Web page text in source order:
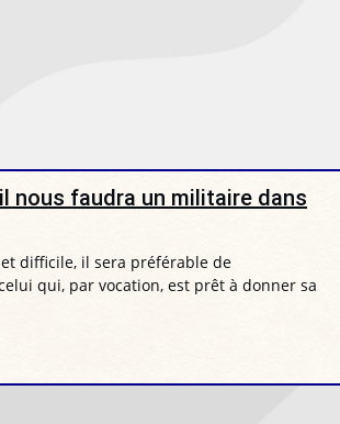
nous faudra un militaire dans
difficile, il sera préférable de
qui, par vocation, est prêt à donner sa